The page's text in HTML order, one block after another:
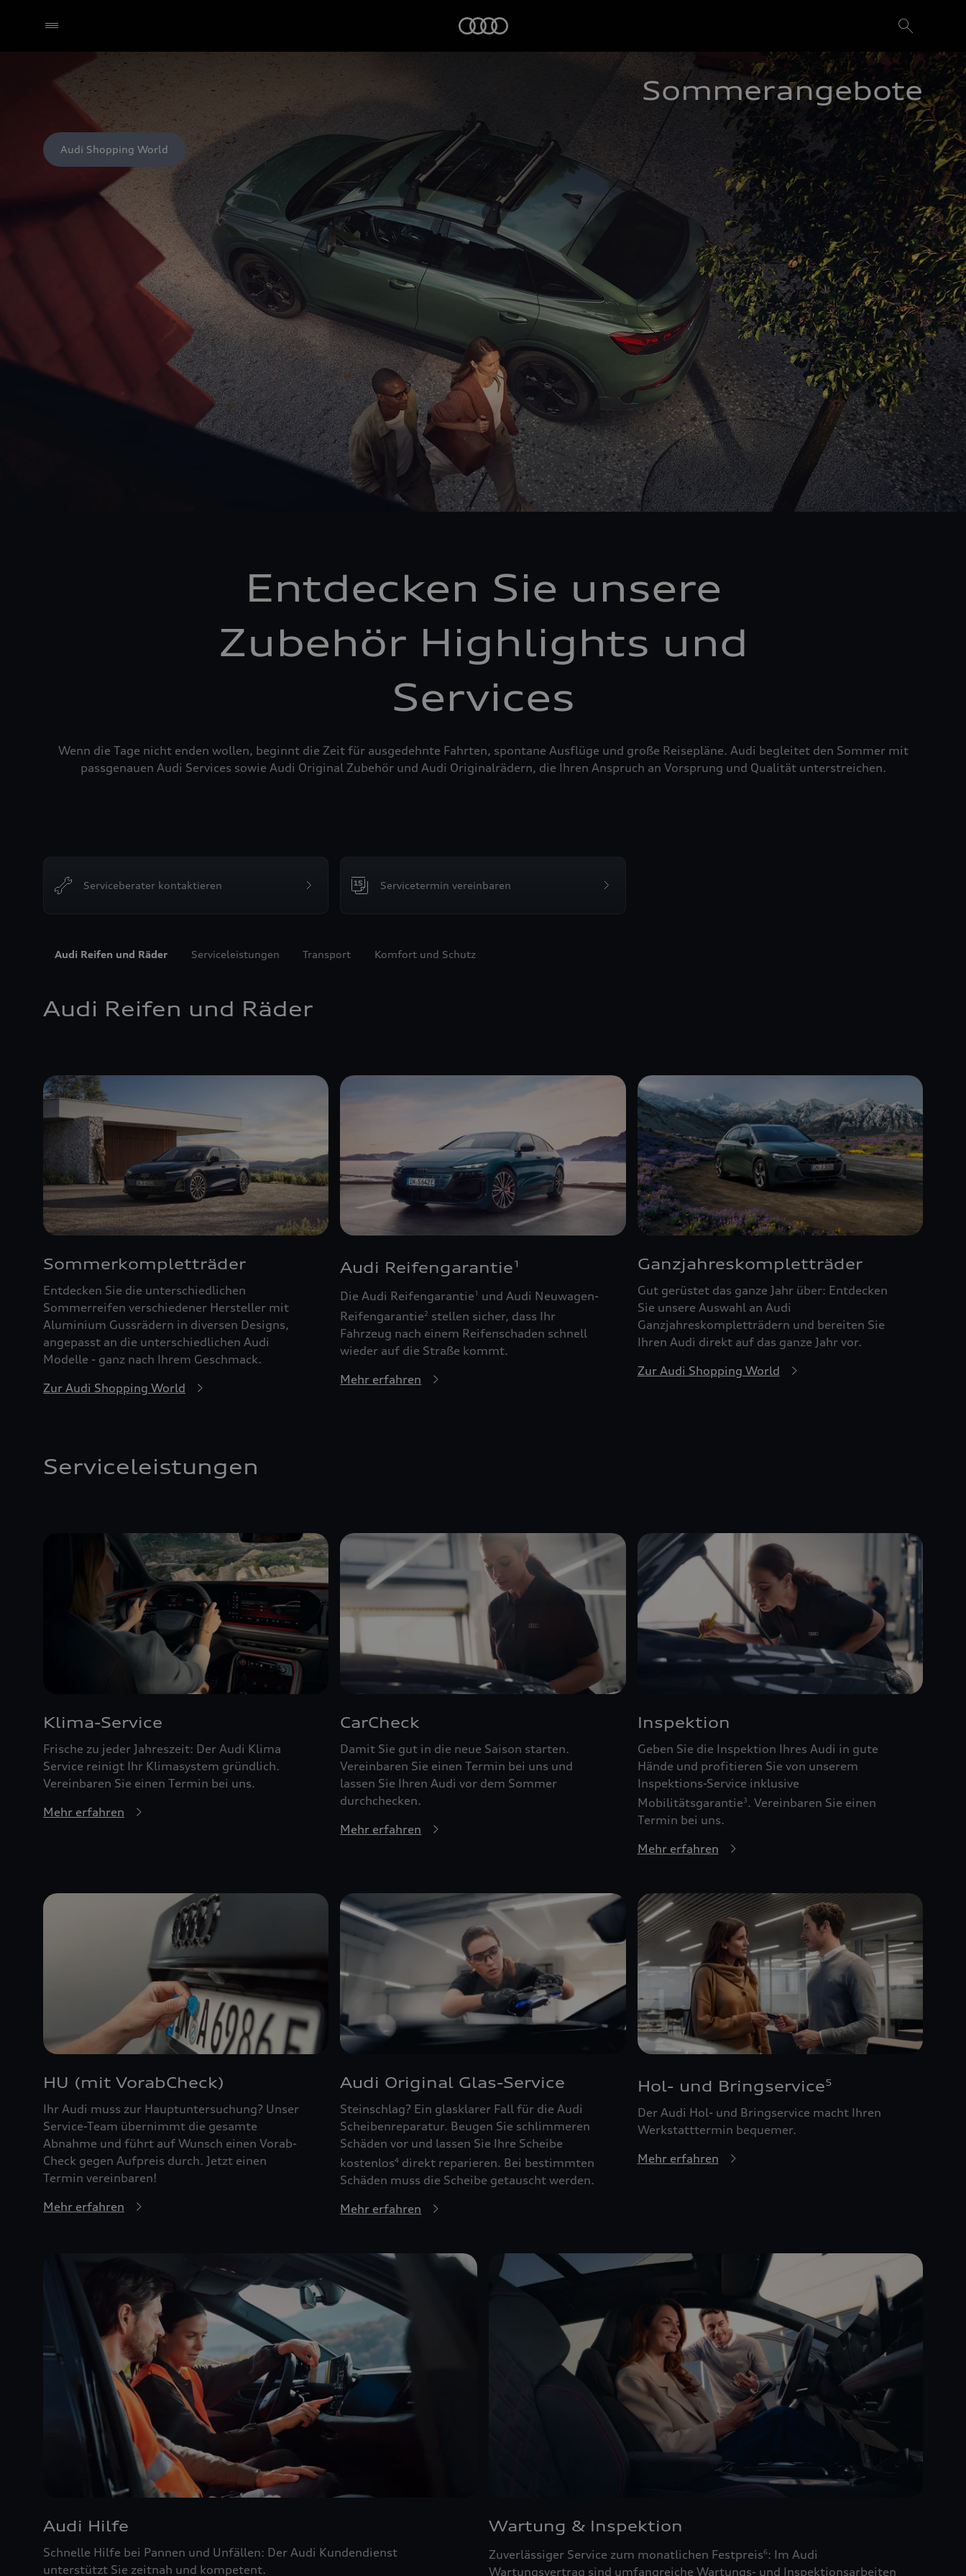
Sommerangebote
Audi Shopping World
Entdecken Sie unsere
Zubehör Highlights und
Services
Wenn die Tage nicht enden wollen, beginnt die Zeit für ausgedehnte Fahrten, spontane Ausflüge und große Reisepläne. Audi begleitet den Sommer mit
passgenauen Audi Services sowie Audi Original Zubehör und Audi Originalrädern, die Ihren Anspruch an Vorsprung und Qualität unterstreichen.
Serviceberater kontaktieren Servicetermin vereinbaren
Audi Reifen und Räder Serviceleistungen Transport Komfort und Schutz
Audi Reifen und Räder
Sommerkompletträder
Entdecken Sie die unterschiedlichen
Sommerreifen verschiedener Hersteller mit
Aluminium Gussrädern in diversen Designs,
angepasst an die unterschiedlichen Audi
Modelle - ganz nach Ihrem Geschmack.
Zur Audi Shopping World
Audi Reifengarantie 1
Die Audi Reifengarantie1
und Audi Neuwagen-
Reifengarantie2 stellen sicher, dass Ihr
Fahrzeug nach einem Reifenschaden schnell
wieder auf die Straße kommt.
Mehr erfahren
Ganzjahreskompletträder
Gut gerüstet das ganze Jahr über: Entdecken
Sie unsere Auswahl an Audi
Ganzjahreskompletträdern und bereiten Sie
Ihren Audi direkt auf das ganze Jahr vor.
Zur Audi Shopping World
Serviceleistungen
Klima-Service
Frische zu jeder Jahreszeit: Der Audi Klima
Service reinigt Ihr Klimasystem gründlich.
Vereinbaren Sie einen Termin bei uns.
Mehr erfahren
CarCheck
Damit Sie gut in die neue Saison starten.
Vereinbaren Sie einen Termin bei uns und
lassen Sie Ihren Audi vor dem Sommer
durchchecken.
Mehr erfahren
Inspektion
Geben Sie die Inspektion Ihres Audi in gute
Hände und profitieren Sie von unserem
Inspektions-Service inklusive
Mobilitätsgarantie3. Vereinbaren Sie einen
Termin bei uns.
Mehr erfahren
HU (mit VorabCheck)
Ihr Audi muss zur Hauptuntersuchung? Unser
Service-Team übernimmt die gesamte
Abnahme und führt auf Wunsch einen Vorab-
Check gegen Aufpreis durch. Jetzt einen
Termin vereinbaren!
Mehr erfahren
Audi Original Glas-Service
Steinschlag? Ein glasklarer Fall für die Audi
Scheibenreparatur. Beugen Sie schlimmeren
Schäden vor und lassen Sie Ihre Scheibe
kostenlos4 direkt reparieren. Bei bestimmten
Schäden muss die Scheibe getauscht werden.
Mehr erfahren
Hol- und Bringservice5
Der Audi Hol- und Bringservice macht Ihren
Werkstatttermin bequemer.
Mehr erfahren
Audi Hilfe
Schnelle Hilfe bei Pannen und Unfällen: Der Audi Kundendienst
unterstützt Sie zeitnah und kompetent.
Wartung & Inspektion
Zuverlässiger Service zum monatlichen Festpreis6: Im Audi
Wartungsvertrag sind umfangreiche Wartungs- und Inspektionsarbeiten